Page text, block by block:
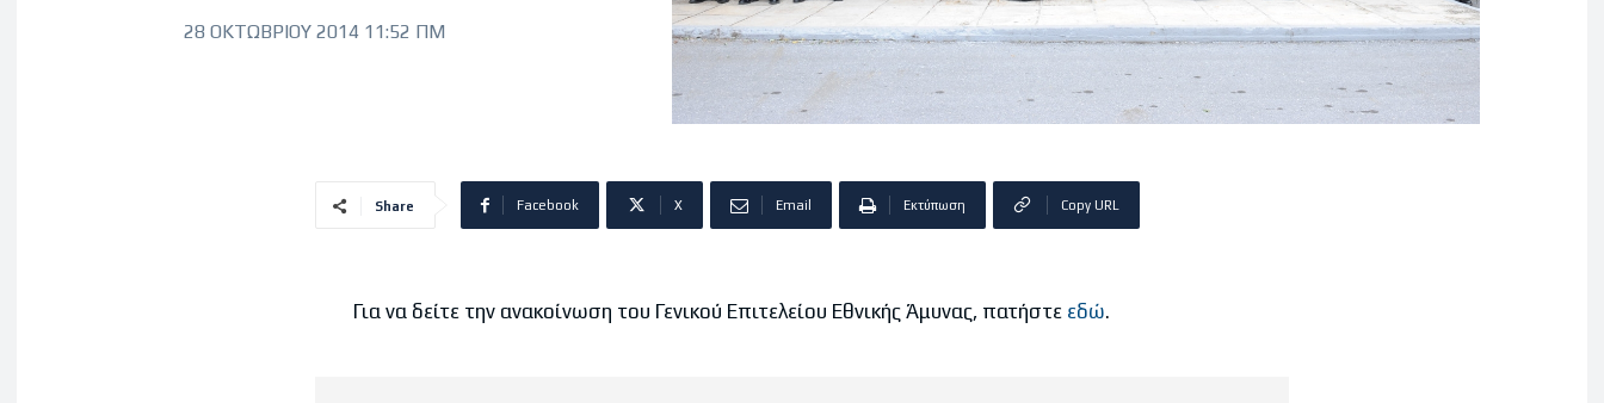
28 ΟΚΤΩΒΡΊΟΥ 2014 11:52 ΠΜ
Share Facebook X Email Εκτύπωση Copy URL
Για να δείτε την ανακοίνωση του Γενικού Επιτελείου Εθνικής Άμυνας, πατήστε εδώ.